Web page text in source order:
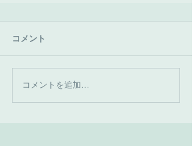
コメント
コメントを追加…